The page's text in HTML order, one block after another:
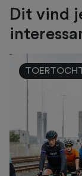
Dit vind